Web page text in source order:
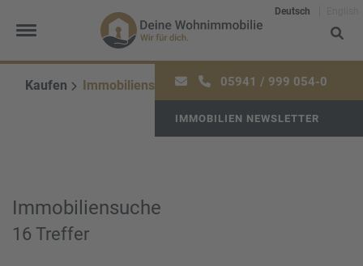
Deutsch
05941 / 999 054-0
IMMOBILIEN NEWSLETTER
Ihr Vorname*
Kaufen Immobiliensuche
Immobiliensuche
16 Treffer